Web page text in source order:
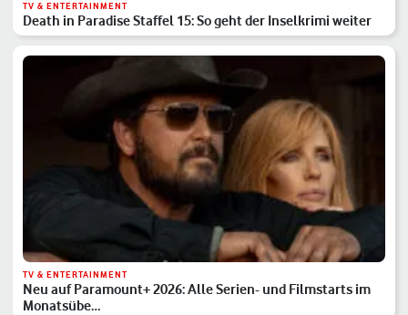
TV & ENTERTAINMENT
Death in Paradise Staffel 15: So geht der Inselkrimi weiter
TV & ENTERTAINMENT
Neu auf Paramount+ 2026: Alle Serien- und Filmstarts im
Monatsübe…